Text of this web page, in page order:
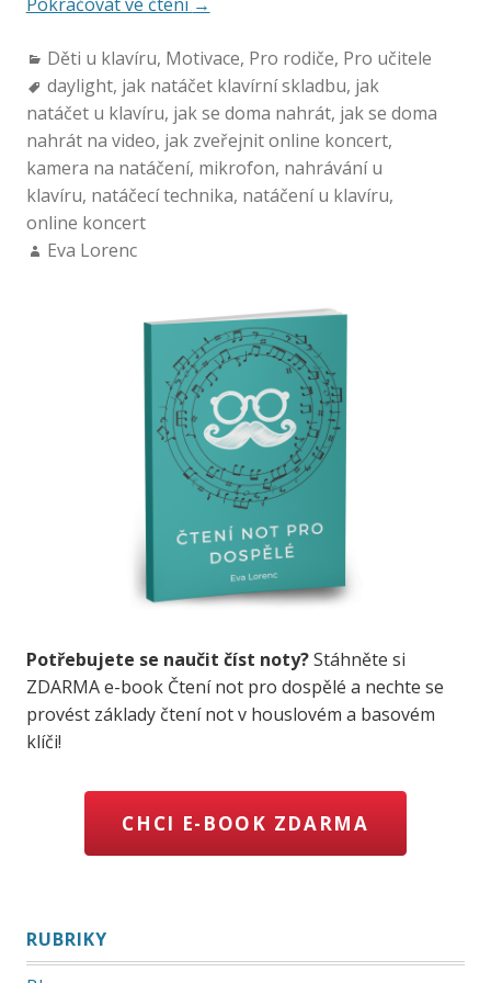
Děti u klavíru, Motivace, Pro rodiče, Pro učitele
daylight, jak natáčet klavírní skladbu, jak
natáčet u klavíru, jak se doma nahrát, jak se doma
nahrát na video, jak zveřejnit online koncert,
kamera na natáčení, mikrofon, nahrávání u
klavíru, natáčecí technika, natáčení u klavíru,
online koncert
Eva Lorenc
Potřebujete se naučit číst noty?Stáhněte si
ZDARMA e-book Čtení not pro dospělé a nechte se
provést základy čtení not v houslovém a basovém
klíči!
CHCI E-BOOK ZDARMA
RUBRIKY